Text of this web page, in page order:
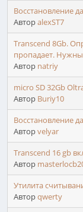
Восстановление
АвторalexST7
Transcend 8Gb.
пропадает.
Автор natriy
micro SD 32Gb
Автор Buriy10
Восстановление
Авторvelyar
Transcend 16 gb
Автор
Утилита
Авторqwerty